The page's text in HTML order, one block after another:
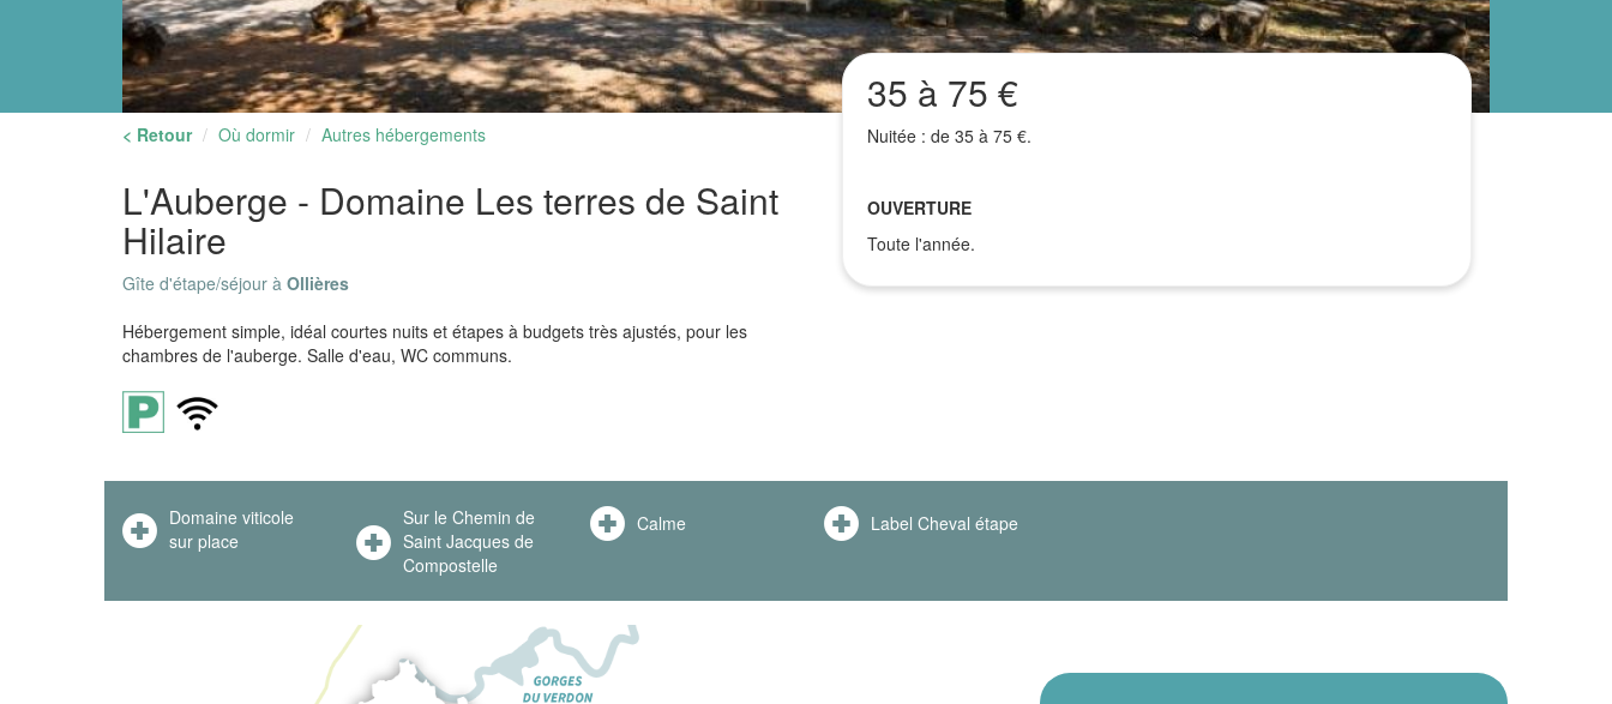
< Retour Où dormir Autres hébergements
L'Auberge - Domaine Les terres de Saint
Hilaire
Gîte d'étape/séjour à Ollières
Hébergement simple, idéal courtes nuits et étapes à budgets très ajustés, pour les
chambres de l'auberge. Salle d'eau, WC communs.
35 à 75 €
Nuitée : de 35 à 75 €.
OUVERTURE
Toute l'année.
Domaine viticole
sur place
Sur le Chemin de
Saint Jacques de
Compostelle
Calme Label Cheval étape